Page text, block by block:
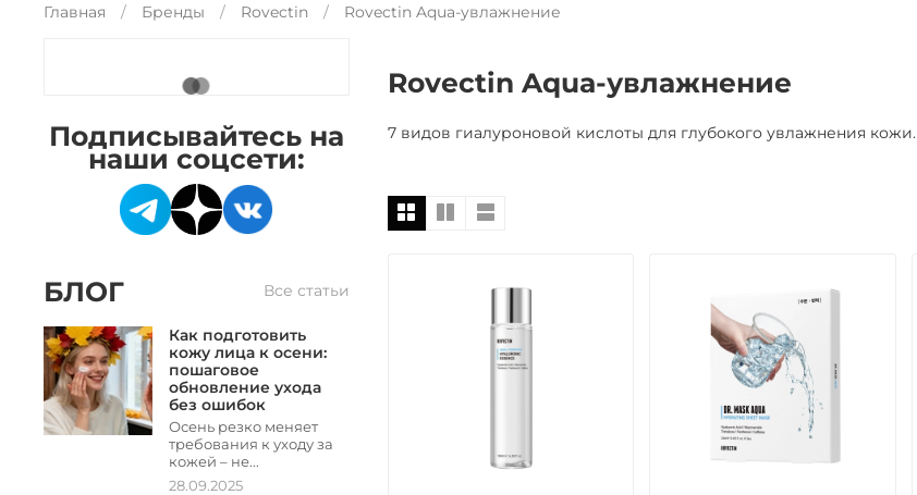
Главная Бренды Rovectin Rovectin Aqua-увлажнение
Rovectin Aqua-увлажнение
7 видов гиалуроновой кислоты для глубокого увлажнения кожи.
Подписывайтесь на
наши соцсети:
БЛОГ Все статьи
Как подготовить
кожу лица к осени:
пошаговое
обновление ухода
без ошибок
Осень резко меняет
требования к уходу за
кожей – не...
28.09.2025